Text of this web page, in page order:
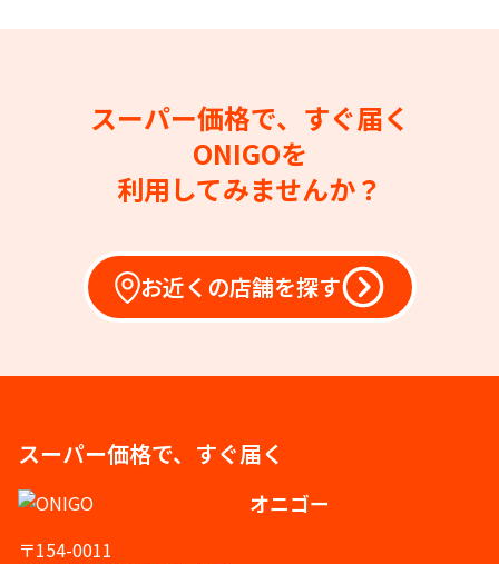
スーパー価格で、すぐ届く
ONIGOを
利用してみませんか？
お近くの店舗を探す
スーパー価格で、すぐ届く
オニゴー
〒154-0011